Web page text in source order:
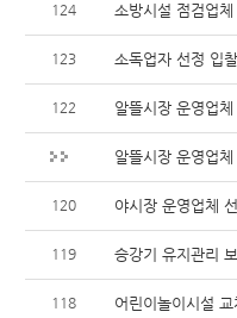
124 소방시설 점검업
123 소독업자 선정 입
122 알뜰시장 운영업
알뜰시장 운영업
120 야시장 운영업체
119 승강기 유지관리
118 어린이놀이시설